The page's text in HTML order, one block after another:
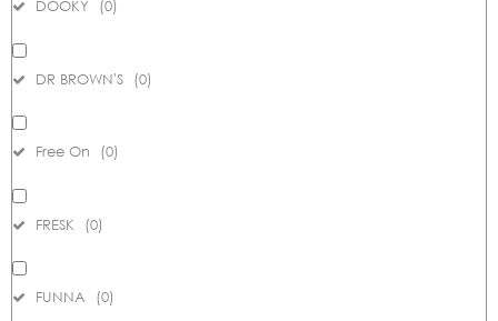
DOOKY (0)
DR BROWN'S (0)
Free On (0)
FRESK (0)
FUNNA (0)